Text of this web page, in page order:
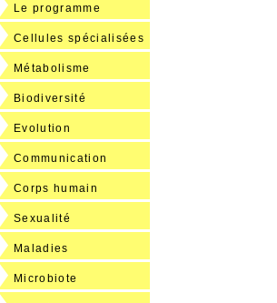
Le programme
Cellules spécialisées
Métabolisme
Biodiversité
Evolution
Communication
Corps humain
Sexualité
Maladies
Microbiote